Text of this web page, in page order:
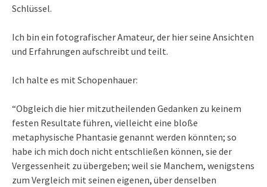
Schlüssel.
Ich bin ein fotografischer Amateur, der hier seine Ansichten
und Erfahrungen aufschreibt und teilt.
Ich halte es mit Schopenhauer:
“Obgleich die hier mitzutheilenden Gedanken zu keinem
festen Resultate führen, vielleicht eine bloße
metaphysische Phantasie genannt werden könnten; so
habe ich mich doch nicht entschließen können, sie der
Vergessenheit zu übergeben; weil sie Manchem, wenigstens
zum Vergleich mit seinen eigenen, über denselben